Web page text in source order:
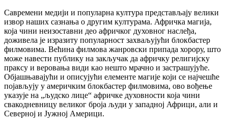
Савремени медији и популарна култура представљају велики
извор наших сазнања о другим културама. Афричка магија,
која чини неизоставни део афричког духовног наслеђа,
доживела је изразиту популарност захваљујући блокбастер
филмовима. Већина филмова жанровски припада хорору, што
може навести публику на закључак да афричку религијску
праксу и веровања види као нешто мрачно и застрашујуће.
Објашњавајући и описујући елементе магије који се најчешће
појављују у америчким блокбастер филмовима, ово вођење
указује на „људско лице“ афричке духовности која чини
свакодневницу великог броја људи у западној Африци, али и
Северној и Јужној Америци.